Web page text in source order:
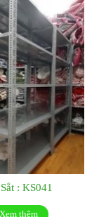
: KS041
Xem thêm